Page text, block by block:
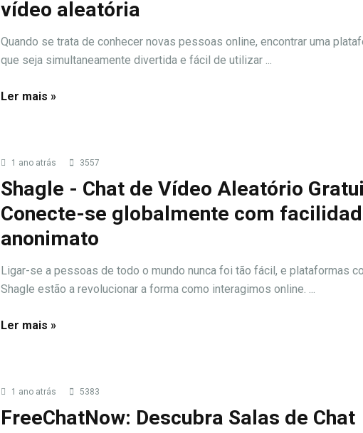
vídeo aleatória
Quando se trata de conhecer novas pessoas online, encontrar uma
que seja simultaneamente divertida e fácil de utilizar ...
Ler mais »
1 ano atrás 3557
Shagle - Chat de Vídeo Aleatório
Conecte-se globalmente com
anonimato
Ligar-se a pessoas de todo o mundo nunca foi tão fácil, e plataformas
Shagle estão a revolucionar a forma como interagimos online. ...
Ler mais »
1 ano atrás 5383
FreeChatNow: Descubra Salas de Chat